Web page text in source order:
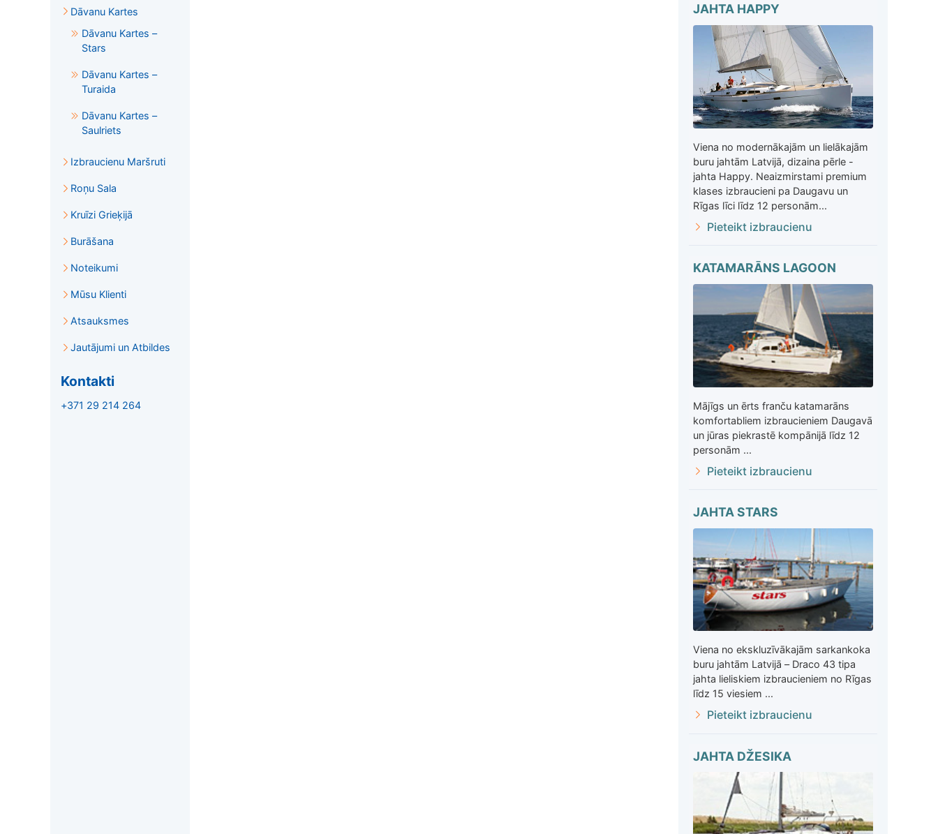
Dāvanu Kartes
Dāvanu Kartes –
Stars
Dāvanu Kartes –
Turaida
Dāvanu Kartes –
Saulriets
Izbraucienu Maršruti
Roņu Sala
Kruīzi Grieķijā
Burāšana
Noteikumi
Mūsu Klienti
Atsauksmes
Jautājumi un Atbildes
Kontakti
+371 29 214 264
JAHTA HAPPY
Viena no modernākajām un lielākajām
buru jahtām Latvijā, dizaina pērle -
jahta Happy. Neaizmirstami premium
klases izbraucieni pa Daugavu un
Rīgas līci līdz 12 personām...
Pieteikt izbraucienu
KATAMARĀNS LAGOON
Mājīgs un ērts franču katamarāns
komfortabliem izbraucieniem Daugavā
un jūras piekrastē kompānijā līdz 12
personām ...
Pieteikt izbraucienu
JAHTA STARS
Viena no ekskluzīvākajām sarkankoka
buru jahtām Latvijā – Draco 43 tipa
jahta lieliskiem izbraucieniem no Rīgas
līdz 15 viesiem ...
Pieteikt izbraucienu
JAHTA DŽESIKA